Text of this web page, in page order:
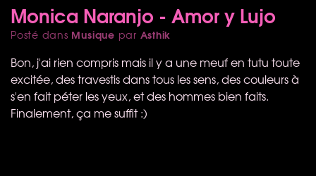
Monica Naranjo - Amor y Lujo
Posté dans Musique par Asthik
Bon, j'ai rien compris mais il y a une meuf en tutu toute
excitée, des travestis dans tous les sens, des couleurs à
s'en fait péter les yeux, et des hommes bien faits.
Finalement, ça me suffit :)